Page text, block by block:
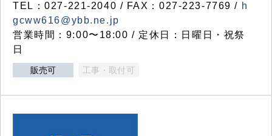
TEL：027-221-2040 / FAX：027-223-7769 / h
gcww616@ybb.ne.jp
営業時間：9:00〜18:00 / 定休日：日曜日・祝祭
日
販売可 工事・取付可